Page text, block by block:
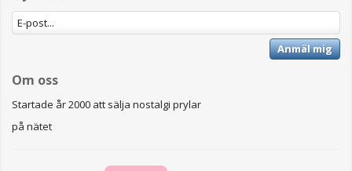
Anmäl mig
Om oss
Startade år 2000 att sälja nostalgi prylar
på nätet